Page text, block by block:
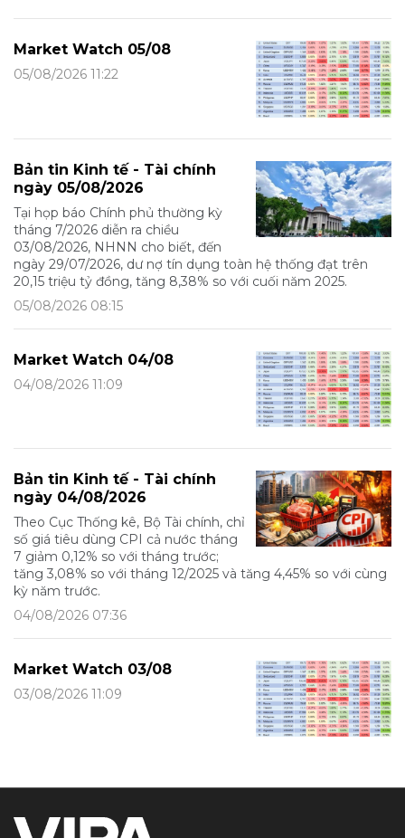
Market Watch 05/08
05/08/2026 11:22
Bản tin Kinh tế - Tài chính
ngày 05/08/2026
Tại họp báo Chính phủ thường kỳ
tháng 7/2026 diễn ra chiều
03/08/2026, NHNN cho biết, đến
ngày 29/07/2026, dư nợ tín dụng toàn hệ thống đạt trên
20,15 triệu tỷ đồng, tăng 8,38% so với cuối năm 2025.
05/08/2026 08:15
Market Watch 04/08
04/08/2026 11:09
Bản tin Kinh tế - Tài chính
ngày 04/08/2026
Theo Cục Thống kê, Bộ Tài chính, chỉ
số giá tiêu dùng CPI cả nước tháng
7 giảm 0,12% so với tháng trước;
tăng 3,08% so với tháng 12/2025 và tăng 4,45% so với cùng
kỳ năm trước.
04/08/2026 07:36
Market Watch 03/08
03/08/2026 11:09